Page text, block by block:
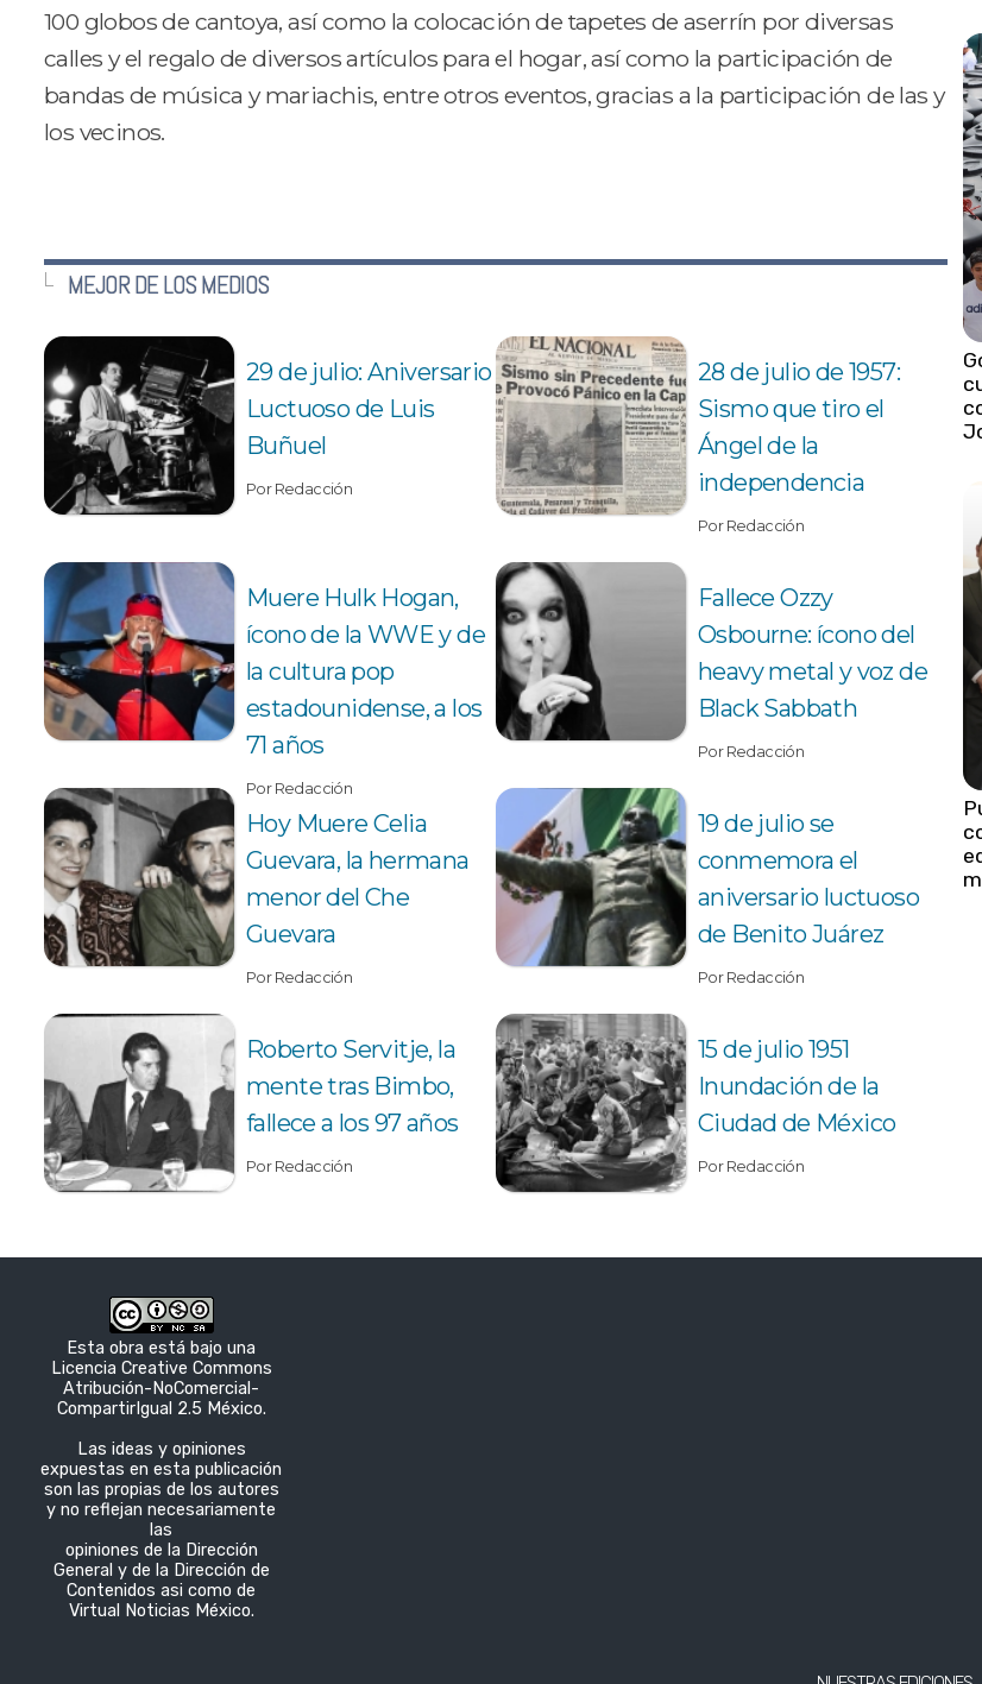
100 globos de cantoya, así como la colocación de tapetes de aserrín por diversas
calles y el regalo de diversos artículos para el hogar, así como la participación de
bandas de música y mariachis, entre otros eventos, gracias a la participación de las y
los vecinos.
MEJOR DE LOS MEDIOS
29 de julio: Aniversario
Luctuoso de Luis
Buñuel
Por Redacción
28 de julio de 1957:
Sismo que tiro el
Ángel de la
independencia
Por Redacción
Muere Hulk Hogan,
ícono de la WWE y de
la cultura pop
estadounidense, a los
71 años
Por Redacción
Fallece Ozzy
Osbourne: ícono del
heavy metal y voz de
Black Sabbath
Por Redacción
Hoy Muere Celia
Guevara, la hermana
menor del Che
Guevara
Por Redacción
19 de julio se
conmemora el
aniversario luctuoso
de Benito Juárez
Por Redacción
Roberto Servitje, la
mente tras Bimbo,
fallece a los 97 años
Por Redacción
15 de julio 1951
Inundación de la
Ciudad de México
Por Redacción
Esta obra está bajo una
Licencia Creative Commons
Atribución-NoComercial-
CompartirIgual 2.5 México.
Las ideas y opiniones
expuestas en esta publicación
son las propias de los autores
y no reflejan necesariamente
las
opiniones de la Dirección
General y de la Dirección de
Contenidos asi como de
Virtual Noticias México.